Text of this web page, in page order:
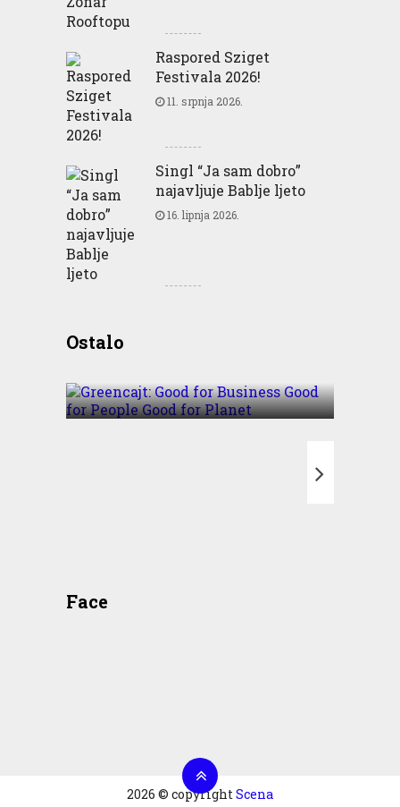
Raspored Sziget
Festivala 2026!
11. srpnja 2026.
Singl “Ja sam dobro”
najavljuje Bablje ljeto
16. lipnja 2026.
OstaloBusiness Good for People
Face
2026 © copyright Scena